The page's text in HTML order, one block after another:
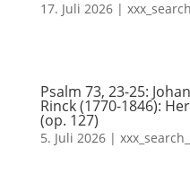
17. Juli 2026|
Psalm 73, 23-25:
Rinck (1770-1846):
(op. 127)
5. Juli 2026|